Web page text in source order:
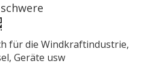
für die Windkraftindustrie,
Geräte usw